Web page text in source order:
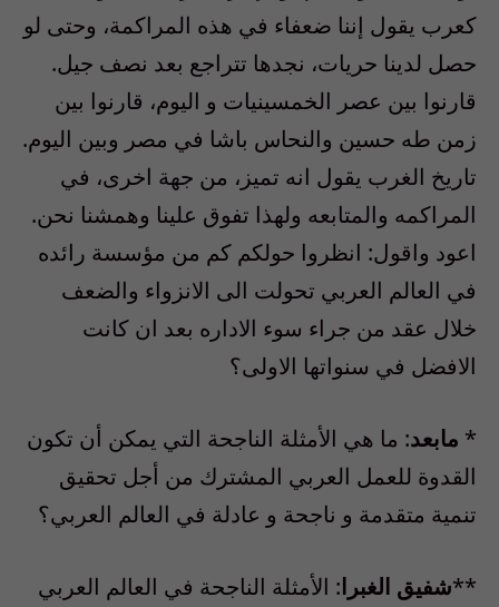
كعرب يقول إننا ضعفاء في هذه المراكمة، وحتى لو
حصل لدينا حريات، نجدها تتراجع بعد نصف جيل.
قارنوا بين عصر الخمسينيات و اليوم، قارنوا بين
زمن طه حسين والنحاس باشا في مصر وبين اليوم.
تاريخ الغرب يقول انه تميز، من جهة اخرى، في
المراكمه والمتابعه ولهذا تفوق علينا وهمشنا نحن.
اعود واقول: انظروا حولكم كم من مؤسسة رائده
في العالم العربي تحولت الى الانزواء والضعف
خلال عقد من جراء سوء الاداره بعد ان كانت
الافضل في سنواتها الاولى؟
* مابعد: ما هي الأمثلة الناجحة التي يمكن أن تكون
القدوة للعمل العربي المشترك من أجل تحقيق
تنمية متقدمة و ناجحة و عادلة في العالم العربي؟
**شفيق الغبرا: الأمثلة الناجحة في العالم العربي